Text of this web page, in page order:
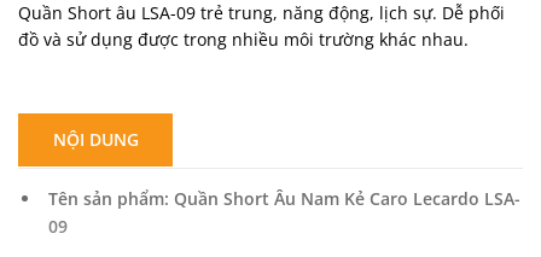
Quần Short âu LSA-09 trẻ trung, năng động, lịch sự. Dễ phối
đồ và sử dụng được trong nhiều môi trường khác nhau.
NỘI DUNG
Tên sản phẩm: Quần Short Âu Nam Kẻ Caro Lecardo LSA-
09